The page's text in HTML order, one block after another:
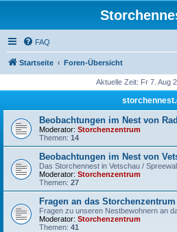
FAQ
Startseite Foren-Übersicht
Aktuelle Zeit: Fr 7. Aug
Beobachtungen im Nest von
Moderator: Storchenzentrum
Themen: 14
Beobachtungen im Nest von
Das Storchennest in Vetschau /
Moderator: Storchenzentrum
Themen: 27
Fragen an das Storchenzentrum
Fragen zu unseren Nestbewohnern an
Moderator: Storchenzentrum
Themen: 41